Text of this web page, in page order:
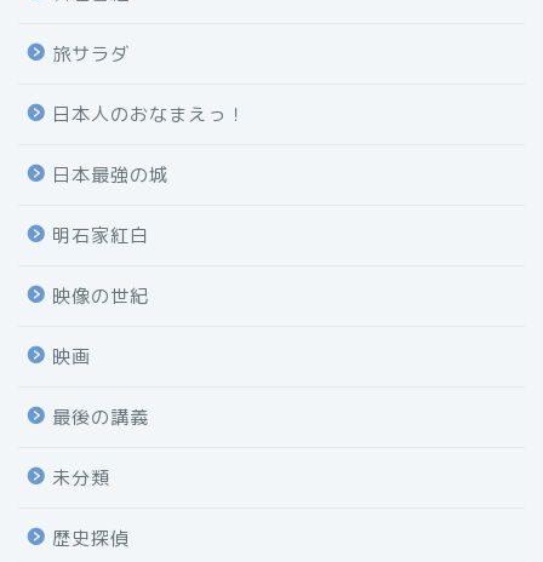
旅サラダ
日本人のおなまえっ！
日本最強の城
明石家紅白
映像の世紀
映画
最後の講義
未分類
歴史探偵